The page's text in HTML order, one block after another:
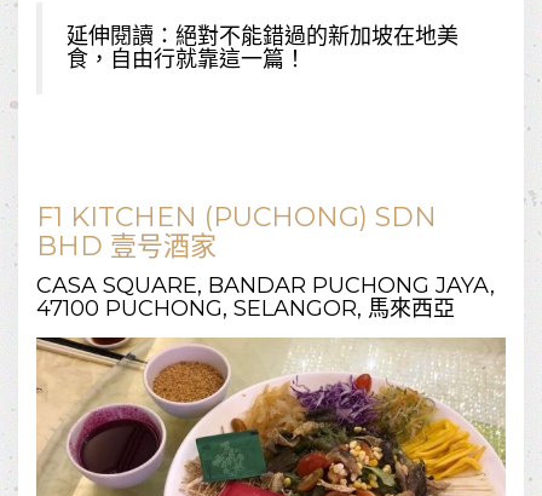
延伸閱讀： 絕對不能錯過的新加坡在地美
食，自由行就靠這一篇！
F1 KITCHEN (PUCHONG) SDN
BHD 壹号酒家
CASA SQUARE, BANDAR PUCHONG JAYA,
47100 PUCHONG, SELANGOR, 馬來西亞